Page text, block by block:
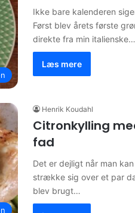
Ikke bare kalenderen
Først blev årets første
direkte fra min italienske…
Læs mere
Henrik Koudahl
Citronkylling
fad
Det er dejligt når man
strække sig over et par
blev brugt…